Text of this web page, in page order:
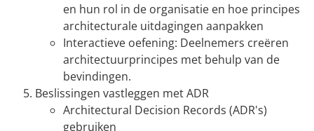
en hun rol in de organisatie en hoe principes
architecturale uitdagingen aanpakken
Interactieve oefening: Deelnemers creëren
architectuurprincipes met behulp van de
bevindingen.
Beslissingen vastleggen met ADR
Architectural Decision Records (ADR's)
gebruiken